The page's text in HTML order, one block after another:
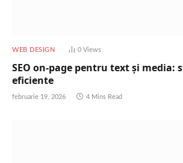
WEB DESIGN 0 Views
SEO on-page pentru text și media:
eficiente
februarie 19, 2026 4 Mins Read